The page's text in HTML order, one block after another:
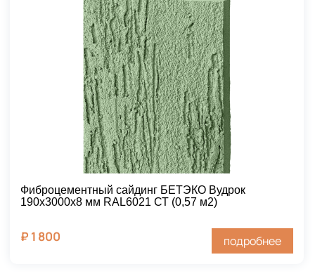
Фиброцементный сайдинг БЕТЭКО Вудрок
190х3000х8 мм RAL6021 СТ (0,57 м2)
₽ 1 800 подробнее